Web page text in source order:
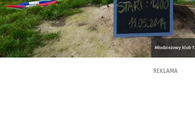
Młodzieżowy klub
REKLAMA